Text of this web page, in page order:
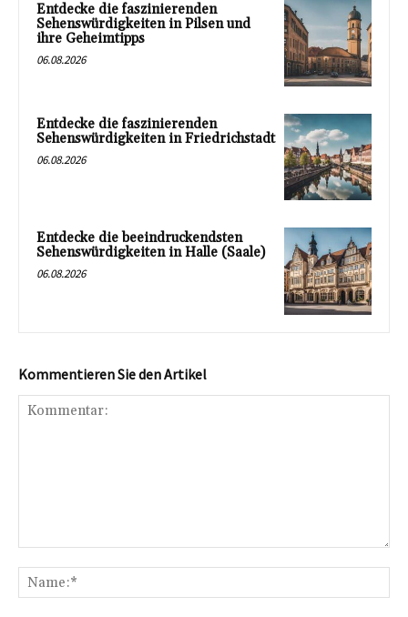
Entdecke die faszinierenden
Sehenswürdigkeiten in Pilsen und
ihre Geheimtipps
06.08.2026
Entdecke die faszinierenden
Sehenswürdigkeiten in Friedrichstadt
06.08.2026
Entdecke die beeindruckendsten
Sehenswürdigkeiten in Halle (Saale)
06.08.2026
Kommentieren Sie den Artikel